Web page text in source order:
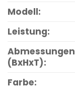
Modell:
Leistung:
Abmessungen
(BxHxT):
Farbe: